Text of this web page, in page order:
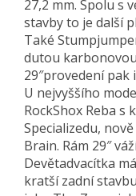
27,2 mm. Spolu s
stavby to je další
Také
dutou
29″provedení
U nejvyššího
RockShox Reba
Specializedu,
Brain. Rám 29″
Devětadvacítka
kratší zadní